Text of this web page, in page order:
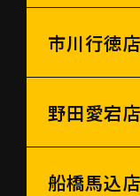
市川行徳店
野田愛宕店
船橋馬込店